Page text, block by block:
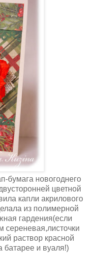
бумага новогоднего
цветной
капли акрилового
из полимерной
гардения(если
сереневая,листочки
раствор красной
батарее и вуаля!)